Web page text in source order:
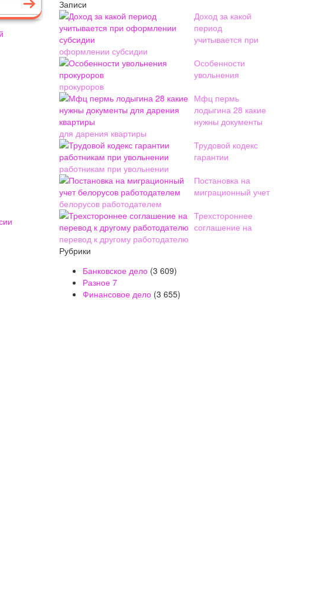
Записи
Доход за какой
период
учитывается при
оформлении субсидии
Особенности
увольнения
прокуроров
Мфц пермь
лодыгина 28 какие
нужны документы
для дарения квартиры
Трудовой кодекс
гарантии
работникам при увольнении
Постановка на
миграционный учет
белорусов работодателем
Трехстороннее
соглашение на
перевод к другому работодателю
Рубрики
Банковское дело (3 609)
Разное 7
Финансовое дело (3 655)